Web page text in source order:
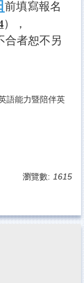
前填寫報名
），
合者恕不另
語能力暨陪伴英
瀏覽數: 1615